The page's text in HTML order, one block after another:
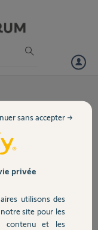
géolocalisation du
avec un badge quand
avec le
peux aller plus loin,
enfants.
privée
utilisons des
site pour les
contenu et les
sans accepter →